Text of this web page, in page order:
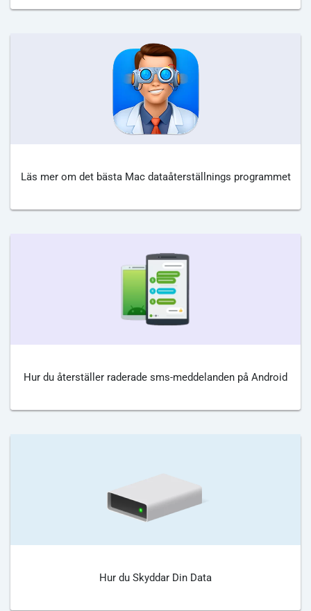
Läs mer om det bästa Mac dataåterställnings programmet
Hur du återställer raderade sms-meddelanden på Android
Hur du Skyddar Din Data